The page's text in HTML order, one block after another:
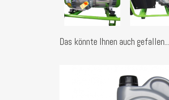
Das könnte Ihnen auch gefallen...